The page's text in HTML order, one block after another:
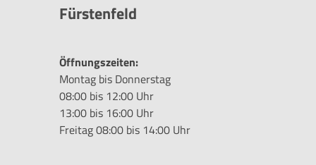
Fürstenfeld
Öffnungszeiten:
Montag bis Donnerstag
08:00 bis 12:00 Uhr
13:00 bis 16:00 Uhr
Freitag 08:00 bis 14:00 Uhr